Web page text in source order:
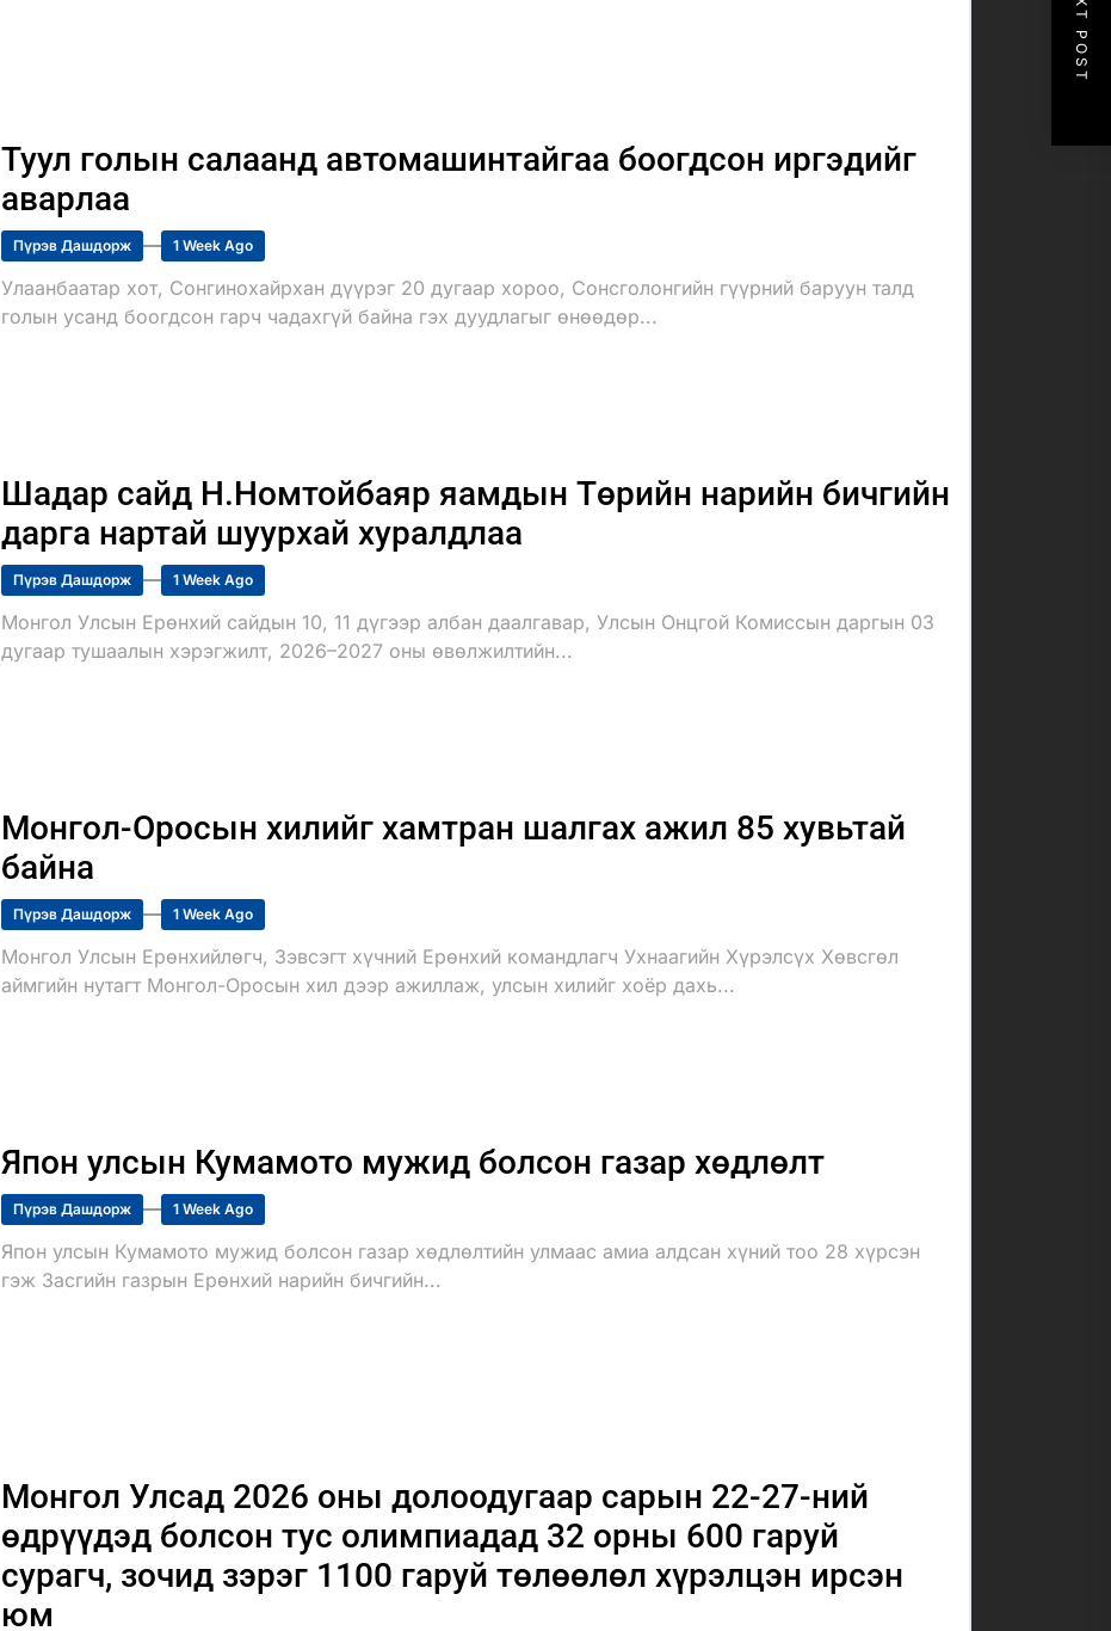
NEXT POST
Туул голын салаанд автомашинтайгаа боогдсон иргэдийг
аварлаа
Пүрэв Дашдорж 1 Week Ago
Улаанбаатар хот, Сонгинохайрхан дүүрэг 20 дугаар хороо, Сонсголонгийн гүүрний баруун талд
голын усанд боогдсон гарч чадахгүй байна гэх дуудлагыг өнөөдөр...
Шадар сайд Н.Номтойбаяр яамдын Төрийн нарийн бичгийн
дарга нартай шуурхай хуралдлаа
Пүрэв Дашдорж 1 Week Ago
Монгол Улсын Ерөнхий сайдын 10, 11 дүгээр албан даалгавар, Улсын Онцгой Комиссын даргын 03
дугаар тушаалын хэрэгжилт, 2026–2027 оны өвөлжилтийн...
Монгол-Оросын хилийг хамтран шалгах ажил 85 хувьтай
байна
Пүрэв Дашдорж 1 Week Ago
Монгол Улсын Ерөнхийлөгч, Зэвсэгт хүчний Ерөнхий командлагч Ухнаагийн Хүрэлсүх Хөвсгөл
аймгийн нутагт Монгол-Оросын хил дээр ажиллаж, улсын хилийг хоёр дахь...
Япон улсын Кумамото мужид болсон газар хөдлөлт
Пүрэв Дашдорж 1 Week Ago
Япон улсын Кумамото мужид болсон газар хөдлөлтийн улмаас амиа алдсан хүний тоо 28 хүрсэн
гэж Засгийн газрын Ерөнхий нарийн бичгийн...
Монгол Улсад 2026 оны долоодугаар сарын 22-27-ний
өдрүүдэд болсон тус олимпиадад 32 орны 600 гаруй
сурагч, зочид зэрэг 1100 гаруй төлөөлөл хүрэлцэн ирсэн
юм